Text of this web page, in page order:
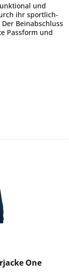
und
ihr sportlich-
Beinabschluss
Passform und
One